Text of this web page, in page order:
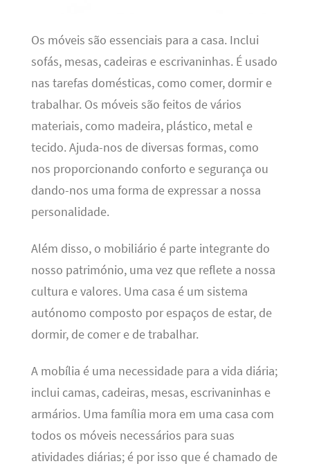
Os móveis são essenciais para a casa. Inclui
sofás, mesas, cadeiras e escrivaninhas. É usado
nas tarefas domésticas, como comer, dormir e
trabalhar. Os móveis são feitos de vários
materiais, como madeira, plástico, metal e
tecido. Ajuda-nos de diversas formas, como
nos proporcionando conforto e segurança ou
dando-nos uma forma de expressar a nossa
personalidade.
Além disso, o mobiliário é parte integrante do
nosso património, uma vez que reflete a nossa
cultura e valores. Uma casa é um sistema
autónomo composto por espaços de estar, de
dormir, de comer e de trabalhar.
A mobília é uma necessidade para a vida diária;
inclui camas, cadeiras, mesas, escrivaninhas e
armários. Uma família mora em uma casa com
todos os móveis necessários para suas
atividades diárias; é por isso que é chamado de